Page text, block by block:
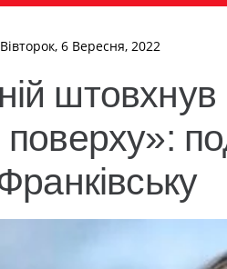
6 Вересня, 2022